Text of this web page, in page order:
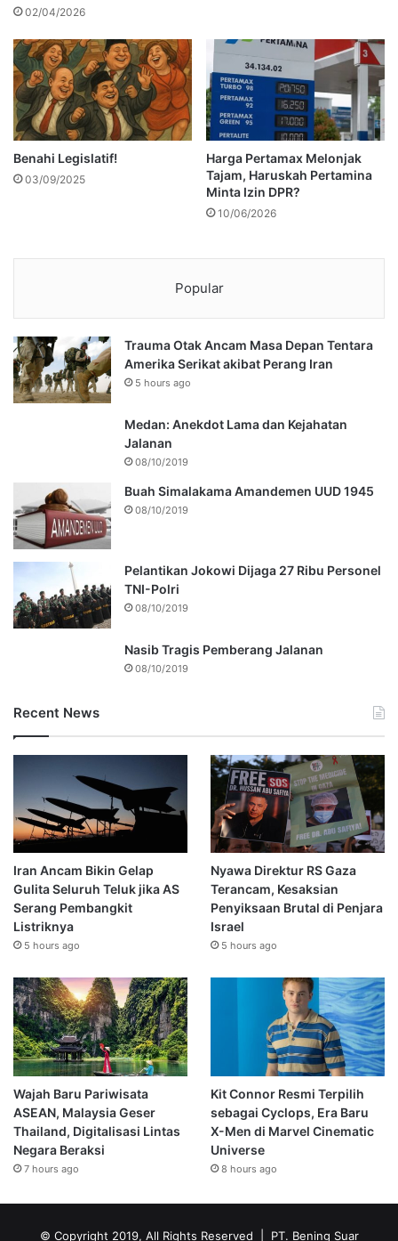
02/04/2026
Benahi Legislatif!
03/09/2025
Harga Pertamax Melonjak
Tajam, Haruskah Pertamina
Minta Izin DPR?
10/06/2026
Popular
Trauma Otak Ancam Masa Depan Tentara
Amerika Serikat akibat Perang Iran
5 hours ago
Medan: Anekdot Lama dan Kejahatan
Jalanan
08/10/2019
Buah Simalakama Amandemen UUD 1945
08/10/2019
Pelantikan Jokowi Dijaga 27 Ribu Personel
TNI-Polri
08/10/2019
Nasib Tragis Pemberang Jalanan
08/10/2019
Recent News
Iran Ancam Bikin Gelap
Gulita Seluruh Teluk jika AS
Serang Pembangkit
Listriknya
5 hours ago
Nyawa Direktur RS Gaza
Terancam, Kesaksian
Penyiksaan Brutal di Penjara
Israel
5 hours ago
Wajah Baru Pariwisata
ASEAN, Malaysia Geser
Thailand, Digitalisasi Lintas
Negara Beraksi
7 hours ago
Kit Connor Resmi Terpilih
sebagai Cyclops, Era Baru
X-Men di Marvel Cinematic
Universe
8 hours ago
© Copyright 2019, All Rights Reserved | PT. Bening Suar